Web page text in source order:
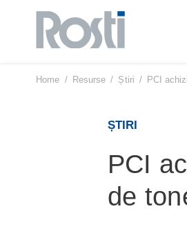
Sari
Home / Resurse / Știri / PCI
ȘTIRI
PCI
de